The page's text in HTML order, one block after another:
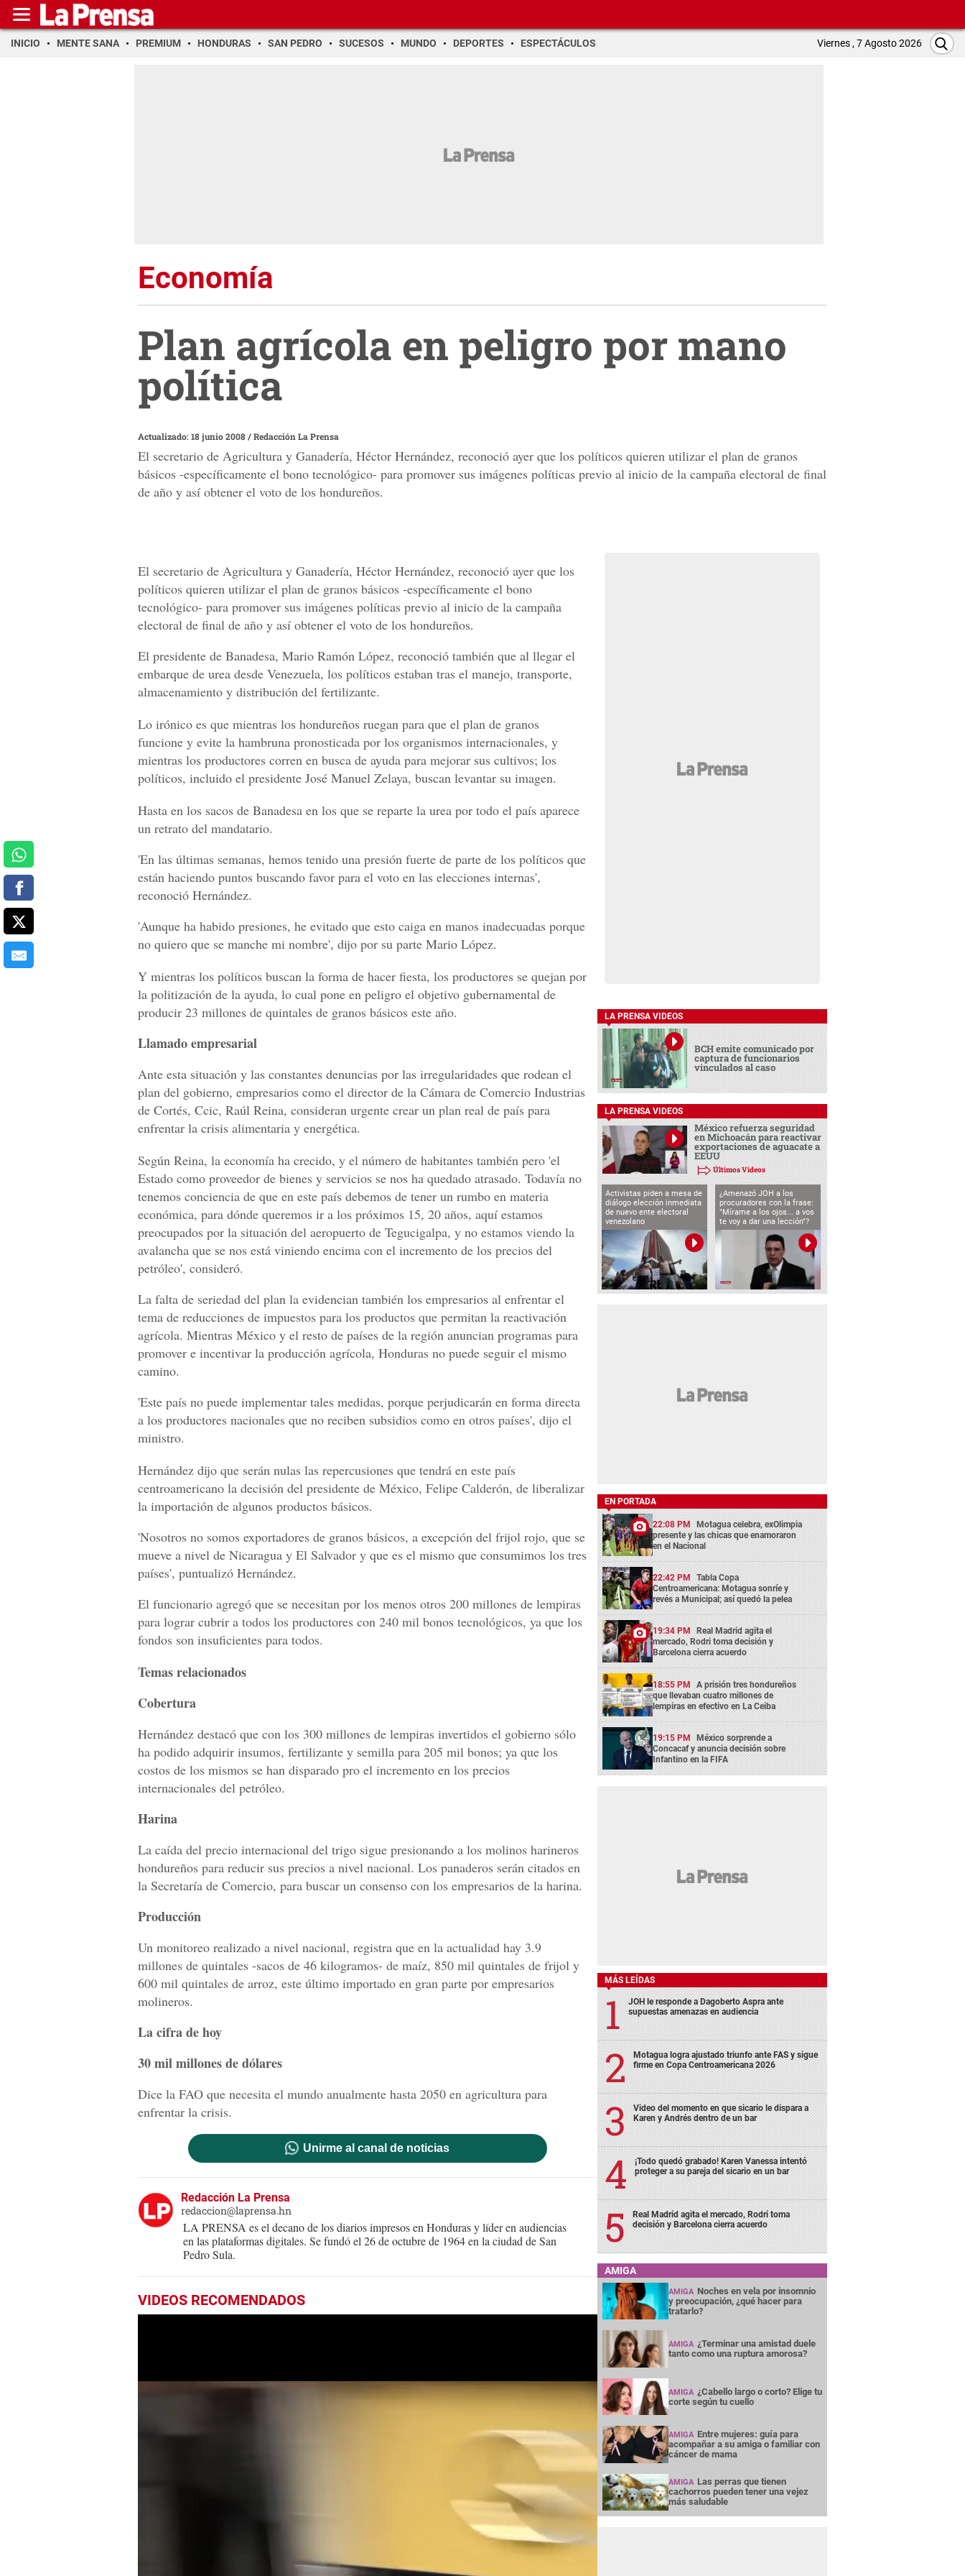
INICIO MENTE SANA PREMIUM HONDURAS SAN PEDRO SUCESOS MUNDO DEPORTES ESPECTÁCULOS Viernes , 7 Agosto 2026
Economía
Plan agrícola en peligro por mano
política
Actualizado: 18 junio 2008/Redacción La Prensa
El secretario de Agricultura y Ganadería, Héctor Hernández, reconoció ayer que los políticos quieren utilizar el plan de granos
básicos -específicamente el bono tecnológico- para promover sus imágenes políticas previo al inicio de la campaña electoral de final
de año y así obtener el voto de los hondureños.
El secretario de Agricultura y Ganadería, Héctor Hernández, reconoció ayer que los
políticos quieren utilizar el plan de granos básicos -específicamente el bono
tecnológico- para promover sus imágenes políticas previo al inicio de la campaña
electoral de final de año y así obtener el voto de los hondureños.
El presidente de Banadesa, Mario Ramón López, reconoció también que al llegar el
embarque de urea desde Venezuela, los políticos estaban tras el manejo, transporte,
almacenamiento y distribución del fertilizante.
Lo irónico es que mientras los hondureños ruegan para que el plan de granos
funcione y evite la hambruna pronosticada por los organismos internacionales, y
mientras los productores corren en busca de ayuda para mejorar sus cultivos; los
políticos, incluido el presidente José Manuel Zelaya, buscan levantar su imagen.
Hasta en los sacos de Banadesa en los que se reparte la urea por todo el país aparece
un retrato del mandatario.
'En las últimas semanas, hemos tenido una presión fuerte de parte de los políticos que
están haciendo puntos buscando favor para el voto en las elecciones internas',
reconoció Hernández.
'Aunque ha habido presiones, he evitado que esto caiga en manos inadecuadas porque
no quiero que se manche mi nombre', dijo por su parte Mario López.
Y mientras los políticos buscan la forma de hacer fiesta, los productores se quejan por
la politización de la ayuda, lo cual pone en peligro el objetivo gubernamental de
producir 23 millones de quintales de granos básicos este año.
Llamado empresarial
Ante esta situación y las constantes denuncias por las irregularidades que rodean el
plan del gobierno, empresarios como el director de la Cámara de Comercio Industrias
de Cortés, Ccic, Raúl Reina, consideran urgente crear un plan real de país para
enfrentar la crisis alimentaria y energética.
Según Reina, la economía ha crecido, y el número de habitantes también pero 'el
Estado como proveedor de bienes y servicios se nos ha quedado atrasado. Todavía no
tenemos conciencia de que en este país debemos de tener un rumbo en materia
económica, para dónde queremos ir a los próximos 15, 20 años, aquí estamos
preocupados por la situación del aeropuerto de Tegucigalpa, y no estamos viendo la
avalancha que se nos está viniendo encima con el incremento de los precios del
petróleo', consideró.
La falta de seriedad del plan la evidencian también los empresarios al enfrentar el
tema de reducciones de impuestos para los productos que permitan la reactivación
agrícola. Mientras México y el resto de países de la región anuncian programas para
promover e incentivar la producción agrícola, Honduras no puede seguir el mismo
camino.
'Este país no puede implementar tales medidas, porque perjudicarán en forma directa
a los productores nacionales que no reciben subsidios como en otros países', dijo el
ministro.
Hernández dijo que serán nulas las repercusiones que tendrá en este país
centroamericano la decisión del presidente de México, Felipe Calderón, de liberalizar
la importación de algunos productos básicos.
'Nosotros no somos exportadores de granos básicos, a excepción del frijol rojo, que se
mueve a nivel de Nicaragua y El Salvador y que es el mismo que consumimos los tres
países', puntualizó Hernández.
El funcionario agregó que se necesitan por los menos otros 200 millones de lempiras
para lograr cubrir a todos los productores con 240 mil bonos tecnológicos, ya que los
fondos son insuficientes para todos.
Temas relacionados
Cobertura
Hernández destacó que con los 300 millones de lempiras invertidos el gobierno sólo
ha podido adquirir insumos, fertilizante y semilla para 205 mil bonos; ya que los
costos de los mismos se han disparado pro el incremento en los precios
internacionales del petróleo.
Harina
La caída del precio internacional del trigo sigue presionando a los molinos harineros
hondureños para reducir sus precios a nivel nacional. Los panaderos serán citados en
la Secretaría de Comercio, para buscar un consenso con los empresarios de la harina.
Producción
Un monitoreo realizado a nivel nacional, registra que en la actualidad hay 3.9
millones de quintales -sacos de 46 kilogramos- de maíz, 850 mil quintales de frijol y
600 mil quintales de arroz, este último importado en gran parte por empresarios
molineros.
La cifra de hoy
30 mil millones de dólares
Dice la FAO que necesita el mundo anualmente hasta 2050 en agricultura para
enfrentar la crisis.
Unirme al canal de noticias
Redacción La Prensa
redaccion@laprensa.hn
LA PRENSA es el decano de los diarios impresos en Honduras y líder en audiencias
en las plataformas digitales. Se fundó el 26 de octubre de 1964 en la ciudad de San
Pedro Sula.
VIDEOS RECOMENDADOS
LA PRENSA VIDEOS
BCH emite comunicado por
captura de funcionarios
vinculados al caso
LA PRENSA VIDEOS
México refuerza seguridad
en Michoacán para reactivar
exportaciones de aguacate a
EEUU
Últimos Videos
Activistas piden a mesa de
diálogo elección inmediata
de nuevo ente electoral
venezolano
¿Amenazó JOH a los
procuradores con la frase:
"Mírame a los ojos... a vos
te voy a dar una lección"?
EN PORTADA
22:08 PM Motagua celebra, exOlimpia
presente y las chicas que enamoraron
en el Nacional
22:42 PM Tabla Copa
Centroamericana: Motagua sonríe y
revés a Municipal; así quedó la pelea
19:34 PM Real Madrid agita el
mercado, Rodri toma decisión y
Barcelona cierra acuerdo
18:55 PM A prisión tres hondureños
que llevaban cuatro millones de
lempiras en efectivo en La Ceiba
19:15 PM México sorprende a
Concacaf y anuncia decisión sobre
Infantino en la FIFA
MÁS LEÍDAS
JOH le responde a Dagoberto Aspra ante
supuestas amenazas en audiencia
Motagua logra ajustado triunfo ante FAS y sigue
firme en Copa Centroamericana 2026
Video del momento en que sicario le dispara a
Karen y Andrés dentro de un bar
¡Todo quedó grabado! Karen Vanessa intentó
proteger a su pareja del sicario en un bar
Real Madrid agita el mercado, Rodri toma
decisión y Barcelona cierra acuerdo
AMIGA
AMIGA Noches en vela por insomnio
y preocupación, ¿qué hacer para
tratarlo?
AMIGA ¿Terminar una amistad duele
tanto como una ruptura amorosa?
AMIGA ¿Cabello largo o corto? Elige tu
corte según tu cuello
AMIGA Entre mujeres: guía para
acompañar a su amiga o familiar con
cáncer de mama
AMIGA Las perras que tienen
cachorros pueden tener una vejez
más saludable